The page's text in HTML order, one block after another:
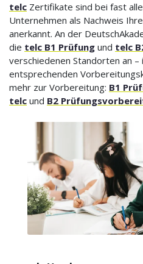
telc Zertifikate sind bei fast
Unternehmen als Nachweis
anerkannt. An der
die telc B1 Prüfung und telc
verschiedenen Standorten an –
entsprechenden
mehr zur Vorbereitung: B1
telc und B2